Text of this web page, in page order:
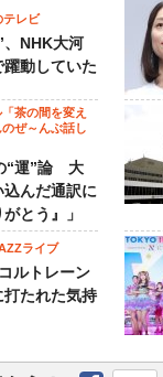
テレビ
、NHK大河
躍動していた
茶の間を変え
ぜ～んぶ話し
“運”論 大
んだ通訳に
とう』」
ライブ
ルトレーン
たれた気持